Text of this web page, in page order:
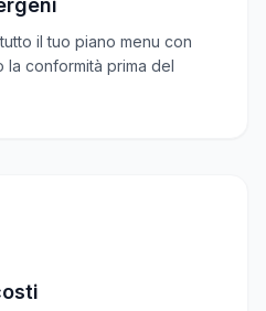
il tuo piano menu con
conformità prima del